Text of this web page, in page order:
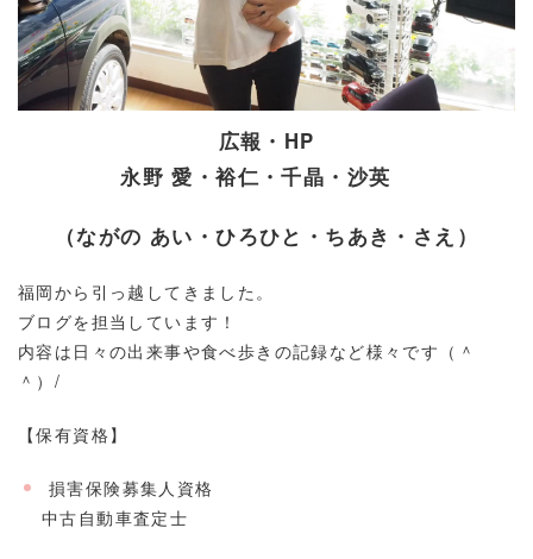
広報・HP
永野 愛・裕仁・千晶・沙英
（ながの あい・ひろひと・ちあき・さえ）
福岡から引っ越してきました。
ブログを担当しています！
内容は日々の出来事や食べ歩きの記録など様々です（＾
＾）/
【保有資格】
損害保険募集人資格
中古自動車査定士